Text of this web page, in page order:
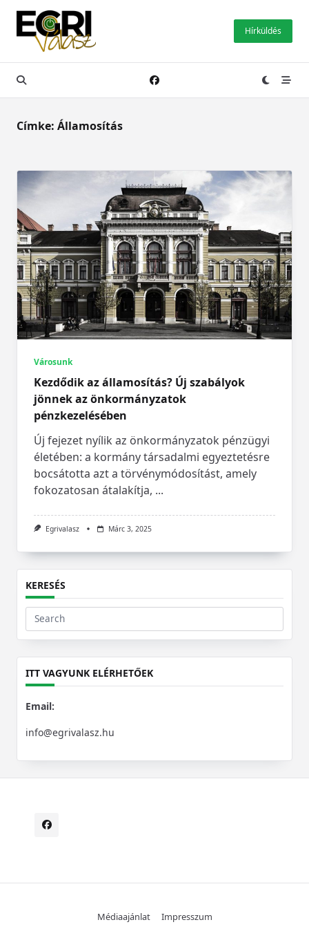
Skip
content
Hírküldés
Címke: Államosítás
Városunk
Kezdődik az államosítás? Új szabályok
jönnek az önkormányzatok
pénzkezelésében
Új fejezet nyílik az önkormányzatok pénzügyi
életében: a kormány társadalmi egyeztetésre
bocsátotta azt a törvénymódosítást, amely
fokozatosan átalakítja, ...
Egrivalasz Márc 3, 2025
KERESÉS
Search
for:
ITT VAGYUNK ELÉRHETŐEK
Email:
info@egrivalasz.hu
Médiaajánlat Impresszum